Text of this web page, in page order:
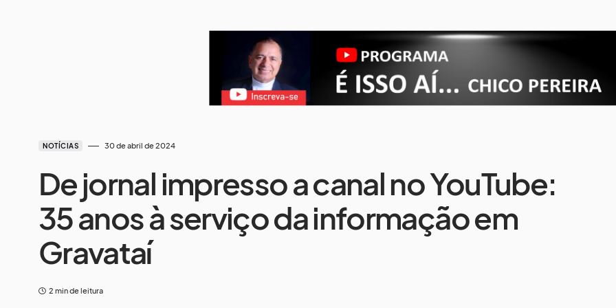
NOTÍCIAS 30 de abril de 2024
De jornal impresso a canal no YouTube:
35 anos à serviço da informação em
Gravataí
2 min de leitura